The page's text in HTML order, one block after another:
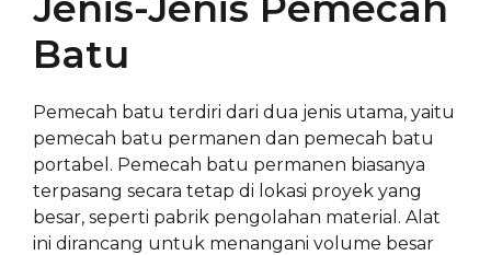
Batu
Pemecah batu terdiri dari dua jenis utama, yaitu
pemecah batu permanen dan pemecah batu
portabel. Pemecah batu permanen biasanya
terpasang secara tetap di lokasi proyek yang
besar, seperti pabrik pengolahan material. Alat
ini dirancang untuk menangani volume besar